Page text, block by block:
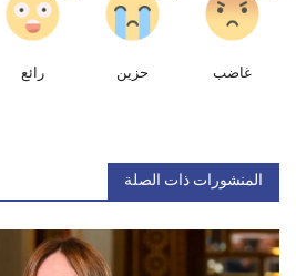
غاضب حزين رائع
المنشورات ذات الصلة